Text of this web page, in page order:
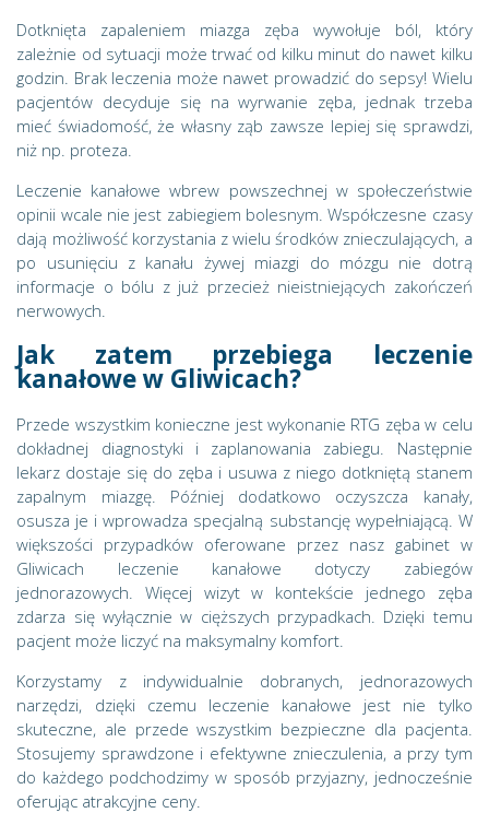
Dotknięta zapaleniem miazga zęba wywołuje ból, który
zależnie od sytuacji może trwać od kilku minut do nawet kilku
godzin. Brak leczenia może nawet prowadzić do sepsy! Wielu
pacjentów decyduje się na wyrwanie zęba, jednak trzeba
mieć świadomość, że własny ząb zawsze lepiej się sprawdzi,
niż np. proteza.
Leczenie kanałowe wbrew powszechnej w społeczeństwie
opinii wcale nie jest zabiegiem bolesnym. Współczesne czasy
dają możliwość korzystania z wielu środków znieczulających, a
po usunięciu z kanału żywej miazgi do mózgu nie dotrą
informacje o bólu z już przecież nieistniejących zakończeń
nerwowych.
Jak zatem przebiega leczenie
kanałowe w Gliwicach?
Przede wszystkim konieczne jest wykonanie RTG zęba w celu
dokładnej diagnostyki i zaplanowania zabiegu. Następnie
lekarz dostaje się do zęba i usuwa z niego dotkniętą stanem
zapalnym miazgę. Później dodatkowo oczyszcza kanały,
osusza je i wprowadza specjalną substancję wypełniającą. W
większości przypadków oferowane przez nasz gabinet w
Gliwicach leczenie kanałowe dotyczy zabiegów
jednorazowych. Więcej wizyt w kontekście jednego zęba
zdarza się wyłącznie w cięższych przypadkach. Dzięki temu
pacjent może liczyć na maksymalny komfort.
Korzystamy z indywidualnie dobranych, jednorazowych
narzędzi, dzięki czemu leczenie kanałowe jest nie tylko
skuteczne, ale przede wszystkim bezpieczne dla pacjenta.
Stosujemy sprawdzone i efektywne znieczulenia, a przy tym
do każdego podchodzimy w sposób przyjazny, jednocześnie
oferując atrakcyjne ceny.